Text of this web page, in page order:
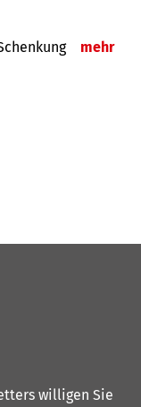
mehr
willigen Sie